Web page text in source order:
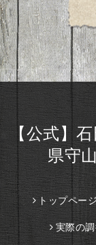
【公式】
県守
トップページ
実際の